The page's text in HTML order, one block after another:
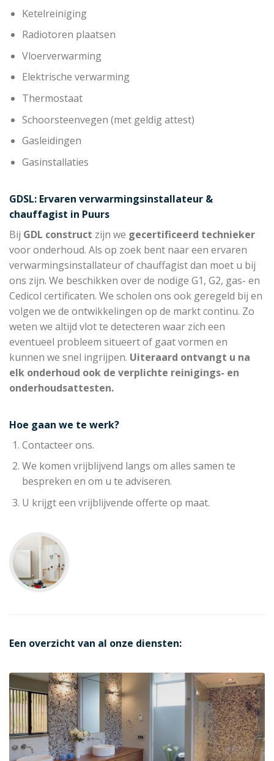
Ketelreiniging
Radiotoren plaatsen
Vloerverwarming
Elektrische verwarming
Thermostaat
Schoorsteenvegen (met geldig attest)
Gasleidingen
Gasinstallaties
GDSL: Ervaren verwarmingsinstallateur &
chauffagist in Puurs
Bij GDL construct zijn we gecertificeerd technieker
voor onderhoud. Als op zoek bent naar een ervaren
verwarmingsinstallateur of chauffagist dan moet u bij
ons zijn. We beschikken over de nodige G1, G2, gas- en
Cedicol certificaten. We scholen ons ook geregeld bij en
volgen we de ontwikkelingen op de markt continu. Zo
weten we altijd vlot te detecteren waar zich een
eventueel probleem situeert of gaat vormen en
kunnen we snel ingrijpen. Uiteraard ontvangt u na
elk onderhoud ook de verplichte reinigings- en
onderhoudsattesten.
Hoe gaan we te werk?
Contacteer ons.
We komen vrijblijvend langs om alles samen te
bespreken en om u te adviseren.
U krijgt een vrijblijvende offerte op maat.
Een overzicht van al onze diensten: